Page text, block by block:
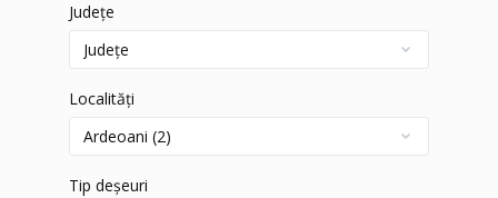
Județe
Localități
Tip deșeuri